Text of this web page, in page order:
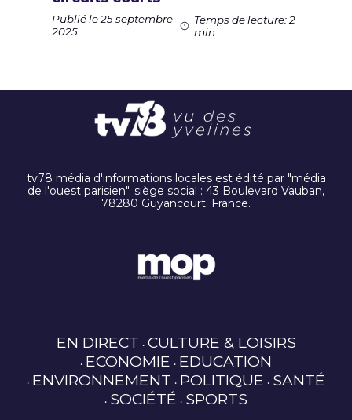
Publié le 25 septembre
2025
Temps de lecture: 2
min
tv78 média d'informations locales est édité par "média
de l'ouest parisien". siège social : 43 Boulevard Vauban,
78280 Guyancourt. France.
EN DIRECT CULTURE & LOISIRS
ECONOMIE EDUCATION
ENVIRONNEMENT POLITIQUE SANTÉ
SOCIÉTÉ SPORTS